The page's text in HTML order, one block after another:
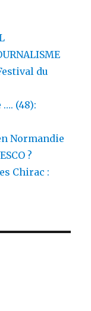
du
(48):
Normandie
?
Chirac :